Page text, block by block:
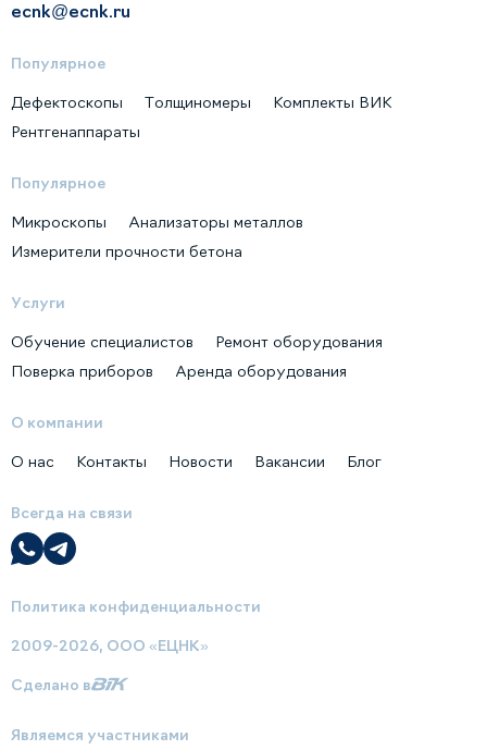
ecnk@ecnk.ru
Популярное
Дефектоскопы Толщиномеры
Комплекты ВИК
Рентгенаппараты
Популярное
Микроскопы
Анализаторы металлов
Измерители прочности бетона
Услуги
Обучение специалистов
Ремонт оборудования
Поверка приборов
Аренда оборудования
О компании
О нас Контакты Новости Вакансии Блог
Всегда на связи
Политика конфиденциальности
2009-2026, ООО «ЕЦНК»
Сделано в
Являемся участниками